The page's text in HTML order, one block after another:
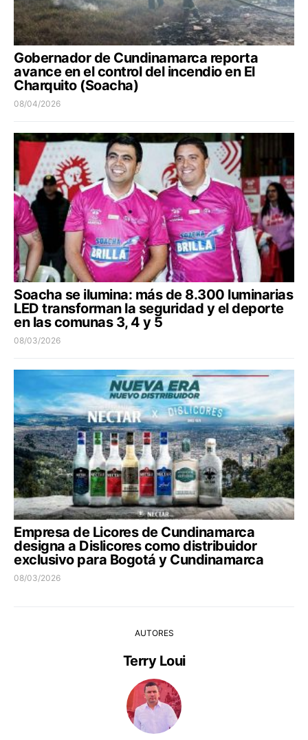
Gobernador de Cundinamarca reporta
avance en el control del incendio en El
Charquito (Soacha)
08/04/2026
Soacha se ilumina: más de 8.300 luminarias
LED transforman la seguridad y el deporte
en las comunas 3, 4 y 5
08/03/2026
Empresa de Licores de Cundinamarca
designa a Dislicores como distribuidor
exclusivo para Bogotá y Cundinamarca
08/03/2026
AUTORES
Terry Loui